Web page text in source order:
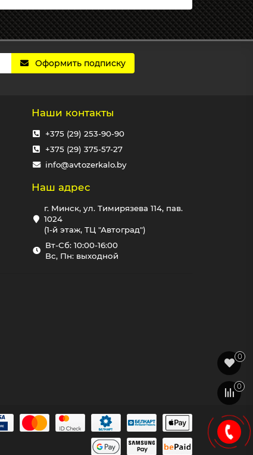
Оформить подписку
Наши контакты
+375 (29) 253-90-90
+375 (29) 375-57-27
info@avtozerkalo.by
Наш адрес
г. Минск, ул. Тимирязева 114, пав.
1024
(1-й этаж, ТЦ "Автоград")
Вт-Сб: 10:00-16:00
Вс, Пн: выходной
0
0